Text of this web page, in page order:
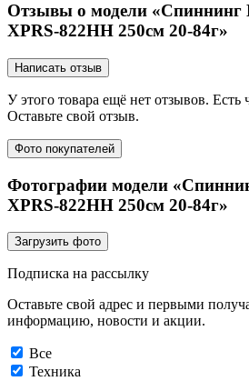
Отзывы о модели «Спиннинг
XPRS-822HH 250cм 20-84г»
Написать отзыв
У этого товара ещё нет отзывов. Есть
Оставьте свой отзыв.
Фото покупателей
Фотографии модели
XPRS-822HH 250cм 20-84г»
Загрузить фото
Подписка на рассылку
Оставьте свой адрес и первыми
информацию, новости и акции.
Все
Техника